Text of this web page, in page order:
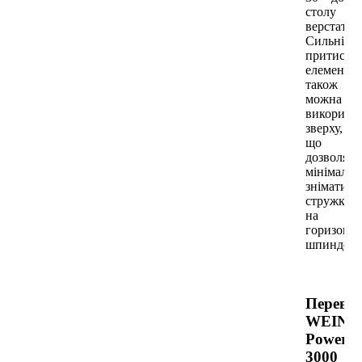
столу
верстата.
Сильні
притискні
елементи
також
можна
зверху,
що
дозволяє
знімати
стружку
на
3000